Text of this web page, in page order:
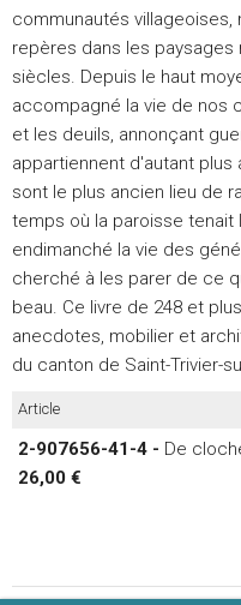
communautés
repères dans les paysages
siècles. Depuis le haut
accompagné la vie de nos
et les deuils, annonçant
appartiennent d'autant
sont le plus ancien lieu de
temps où la paroisse tenait
endimanché la vie des
cherché à les parer de ce
beau. Ce livre de 248 et
anecdotes, mobilier et
du canton de Saint-Trivier-
Article
2-907656-41-4 - De
26,00 €